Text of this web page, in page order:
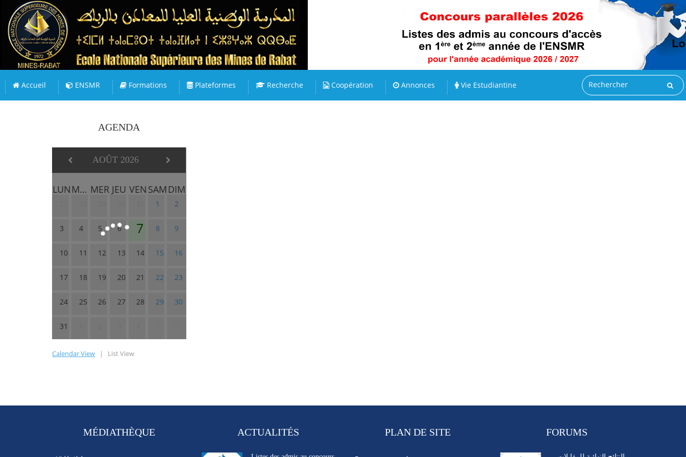
Accueil ENSMR Formations Plateformes Recherche Coopération Annonces Vie Estudiantine
AGENDA
AOÛT 2026
LUN MAR MER JEU VEN SAM DIM
1 2
3 4 5 6 7 8 9
10 11 12 13 14 15 16
17 18 19 20 21 22 23
24 25 26 27 28 29 30
31
Calendar View | List View
MÉDIATHÈQUE ACTUALITÉS PLAN DE SITE FORUMS